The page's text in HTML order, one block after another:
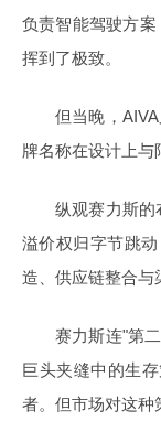
负责智能驾驶方
挥到了极致。
但当晚，
牌名称在设计上与
纵观赛力斯的
溢价权归字节跳
造、供应链整合与
赛力斯连"第
巨头夹缝中的生
者。但市场对这种